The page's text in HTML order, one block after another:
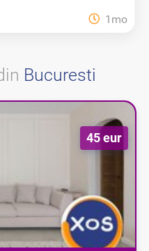
1mo
Bucuresti
45 eur